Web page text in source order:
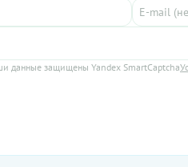
данные защищены Yandex SmartCaptcha